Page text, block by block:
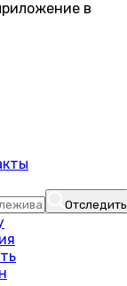
в
Отследить